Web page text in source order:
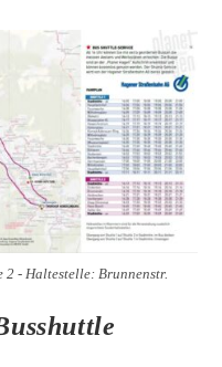
- Haltestelle: Brunnenstr.